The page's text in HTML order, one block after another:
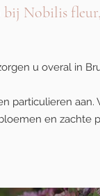
bij Nobilis
u overal in
particulieren
en zachte